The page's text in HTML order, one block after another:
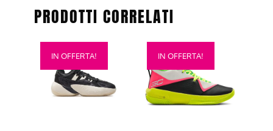
PRODOTTI CORRELATI
IN OFFERTA!
Questo
prodotto
IN OFFERTA!
Questo
prodotto
ha
più
varianti.